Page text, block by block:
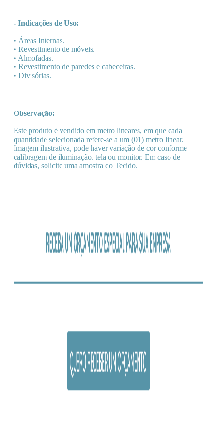
- Indicações de Uso:
• Áreas Internas.
• Revestimento de móveis.
• Almofadas.
• Revestimento de paredes e cabeceiras.
• Divisórias.
Observação:
Este produto é vendido em metro lineares, em que cada
quantidade selecionada refere-se a um (01) metro linear.
Imagem ilustrativa, pode haver variação de cor conforme
calibragem de iluminação, tela ou monitor. Em caso de
dúvidas, solicite uma amostra do Tecido.